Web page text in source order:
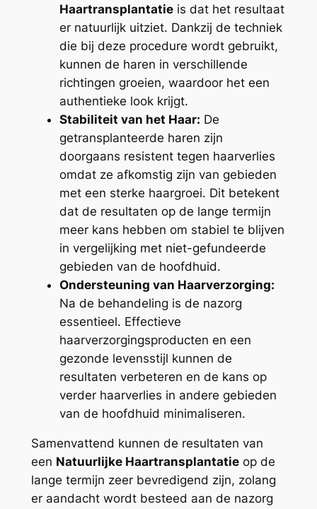
Haartransplantatieis dat het resultaat
er natuurlijk uitziet. Dankzij de techniek
die bij deze procedure wordt gebruikt,
kunnen de haren in verschillende
richtingen groeien, waardoor het een
authentieke look krijgt.
Stabiliteit van het Haar: De
getransplanteerde haren zijn
doorgaans resistent tegen haarverlies
omdat ze afkomstig zijn van gebieden
met een sterke haargroei. Dit betekent
dat de resultaten op de lange termijn
meer kans hebben om stabiel te blijven
in vergelijking met niet-gefundeerde
gebieden van de hoofdhuid.
Ondersteuning van Haarverzorging:
Na de behandeling is de nazorg
essentieel. Effectieve
haarverzorgingsproducten en een
gezonde levensstijl kunnen de
resultaten verbeteren en de kans op
verder haarverlies in andere gebieden
van de hoofdhuid minimaliseren.
Samenvattend kunnen de resultaten van
een Natuurlijke Haartransplantatieop de
lange termijn zeer bevredigend zijn, zolang
er aandacht wordt besteed aan de nazorg